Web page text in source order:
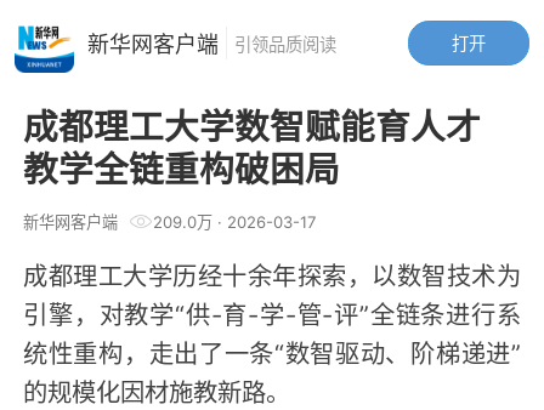
成都理工大学数智赋能育人才
教学全链重构破困局
新华网客户端 209.0万· 2026-03-17
成都理工大学历经十余年探索，以数智技术为
引擎，对教学“供-育-学-管-评”全链条进行系
统性重构，走出了一条“数智驱动、阶梯递进”
的规模化因材施教新路。
打开
新华网客户端 引领品质阅读